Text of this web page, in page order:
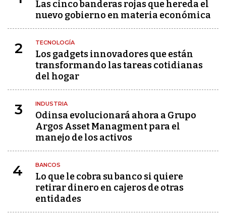
Las cinco banderas rojas que hereda el
nuevo gobierno en materia económica
2 TECNOLOGÍA
Los gadgets innovadores que están
transformando las tareas cotidianas
del hogar
3 INDUSTRIA
Odinsa evolucionará ahora a Grupo
Argos Asset Managment para el
manejo de los activos
4 BANCOS
Lo que le cobra su banco si quiere
retirar dinero en cajeros de otras
entidades